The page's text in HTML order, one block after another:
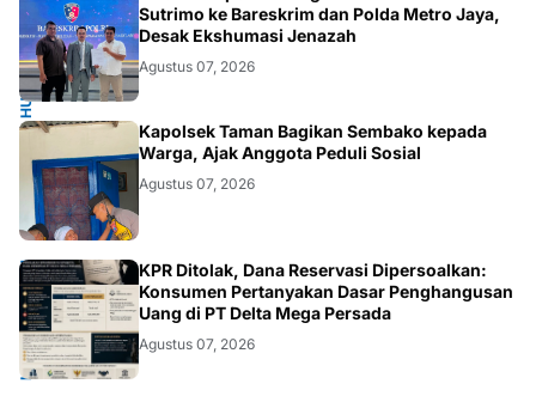
HUKUM.NASIONAL
Sutrimo ke Bareskrim dan Polda Metro Jaya,
Desak Ekshumasi Jenazah
Agustus 07, 2026
POLRI.SOSIAL
Kapolsek Taman Bagikan Sembako kepada
Warga, Ajak Anggota Peduli Sosial
Agustus 07, 2026
HUKUM.DAERAH
KPR Ditolak, Dana Reservasi Dipersoalkan:
Konsumen Pertanyakan Dasar Penghangusan
Uang di PT Delta Mega Persada
Agustus 07, 2026